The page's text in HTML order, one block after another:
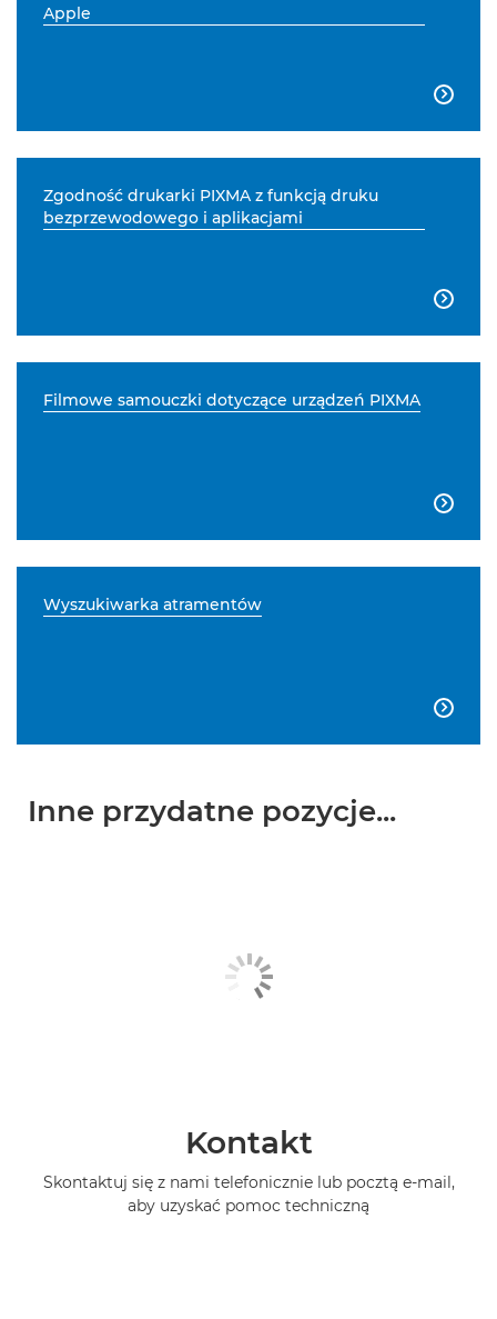
Apple

Zgodność drukarki PIXMA z funkcją druku
bezprzewodowego i aplikacjami

Filmowe samouczki dotyczące urządzeń PIXMA

Wyszukiwarka atramentów

Inne przydatne pozycje...
Kontakt
Skontaktuj się z nami telefonicznie lub pocztą e-mail,
aby uzyskać pomoc techniczną